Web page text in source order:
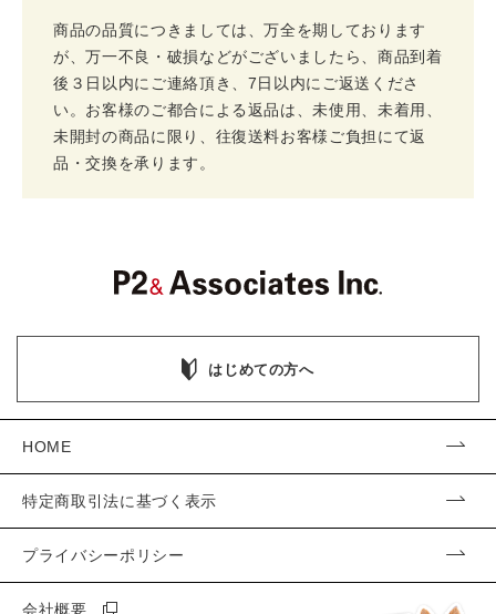
商品の品質につきましては、万全を期しております
が、万一不良・破損などがございましたら、商品到着
後３日以内にご連絡頂き、7日以内にご返送くださ
い。お客様のご都合による返品は、未使用、未着用、
未開封の商品に限り、往復送料お客様ご負担にて返
品・交換を承ります。
はじめての方へ
HOME
特定商取引法に基づく表示
プライバシーポリシー
会社概要